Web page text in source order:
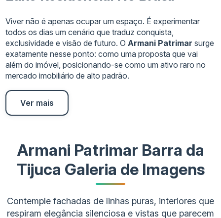
Viver não é apenas ocupar um espaço. É experimentar
todos os dias um cenário que traduz conquista,
exclusividade e visão de futuro. O Armani Patrimar surge
exatamente nesse ponto: como uma proposta que vai
além do imóvel, posicionando-se como um ativo raro no
mercado imobiliário de alto padrão.
Ver mais
Armani Patrimar Barra da
Tijuca Galeria de Imagens
Contemple fachadas de linhas puras, interiores que
respiram elegância silenciosa e vistas que parecem